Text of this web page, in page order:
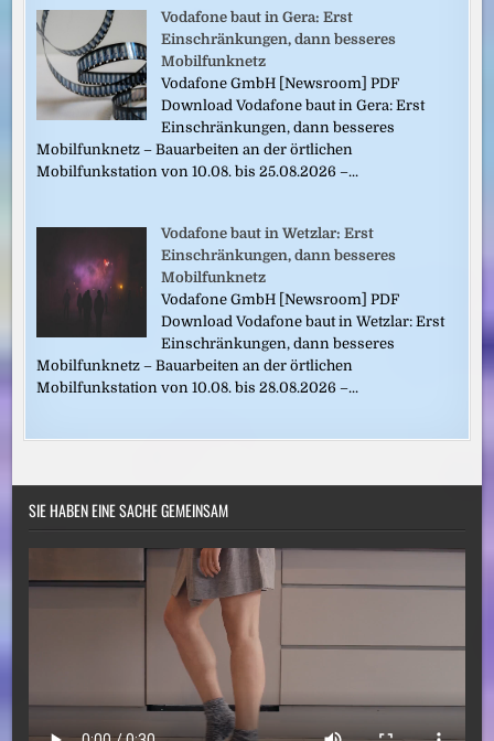
Vodafone baut in Gera: Erst
Einschränkungen, dann besseres
Mobilfunknetz
Vodafone GmbH [Newsroom] PDF
Download Vodafone baut in Gera: Erst
Einschränkungen, dann besseres
Mobilfunknetz – Bauarbeiten an der örtlichen
Mobilfunkstation von 10.08. bis 25.08.2026 –...
Vodafone baut in Wetzlar: Erst
Einschränkungen, dann besseres
Mobilfunknetz
Vodafone GmbH [Newsroom] PDF
Download Vodafone baut in Wetzlar: Erst
Einschränkungen, dann besseres
Mobilfunknetz – Bauarbeiten an der örtlichen
Mobilfunkstation von 10.08. bis 28.08.2026 –...
SIE HABEN EINE SACHE GEMEINSAM